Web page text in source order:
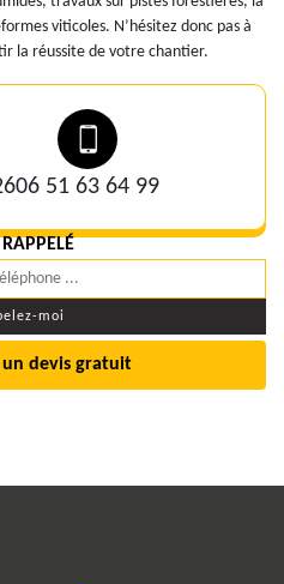
viticoles. N’hésitez donc pas à
la réussite de votre chantier.
06 51 63 64 99
RAPPELÉ
un devis gratuit